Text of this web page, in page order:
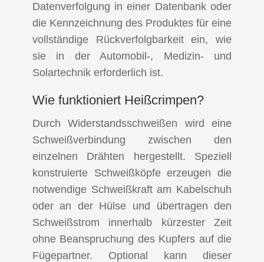
Datenverfolgung in einer Datenbank oder
die Kennzeichnung des Produktes für eine
vollständige Rückverfolgbarkeit ein, wie
sie in der Automobil-, Medizin- und
Solartechnik erforderlich ist.
Wie funktioniert Heißcrimpen?
Durch Widerstandsschweißen wird eine
Schweißverbindung zwischen den
einzelnen Drähten hergestellt. Speziell
konstruierte Schweißköpfe erzeugen die
notwendige Schweißkraft am Kabelschuh
oder an der Hülse und übertragen den
Schweißstrom innerhalb kürzester Zeit
ohne Beanspruchung des Kupfers auf die
Fügepartner. Optional kann dieser